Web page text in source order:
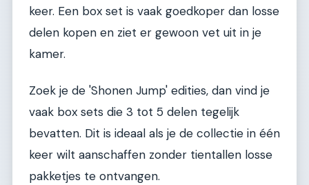
keer. Een box set is vaak goedkoper dan losse
delen kopen en ziet er gewoon vet uit in je
kamer.
Zoek je de 'Shonen Jump' edities, dan vind je
vaak box sets die 3 tot 5 delen tegelijk
bevatten. Dit is ideaal als je de collectie in één
keer wilt aanschaffen zonder tientallen losse
pakketjes te ontvangen.